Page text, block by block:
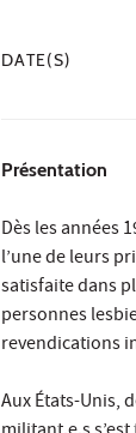
DATE(S)
Présentation
Dès les années
l’une de leurs
satisfaite dans
personnes
revendications
Aux États-Unis,